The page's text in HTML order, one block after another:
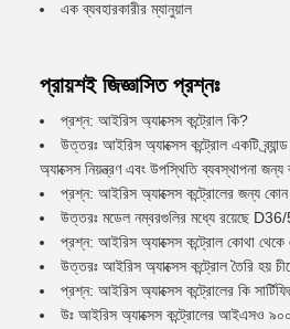
এক ব্যবহারকারীর ম্যানুয়াল
প্রায়শই জিজ্ঞাসিত প্রশ্নঃ
প্রশ্ন: আইরিস অ্যাক্সেস কন্ট্রোল কি?
উত্তরঃ আইরিস অ্যাক্সেস কন্ট্রোল একটি
অ্যাক্সেস নিয়ন্ত্রণ এবং উপস্থিতি ব্যবস্থাপনা
প্রশ্ন: আইরিস অ্যাক্সেস কন্ট্রোলের জন্য
উত্তরঃ মডেল নম্বরগুলির মধ্যে রয়েছে
প্রশ্ন: আইরিস অ্যাক্সেস কন্ট্রোল কোথা থেকে
উত্তরঃ আইরিস অ্যাক্সেস কন্ট্রোল তৈরি হয়
প্রশ্ন: আইরিস অ্যাক্সেস কন্ট্রোলের কি
উঃ আইরিস অ্যাক্সেস কন্ট্রোলের আইএসও